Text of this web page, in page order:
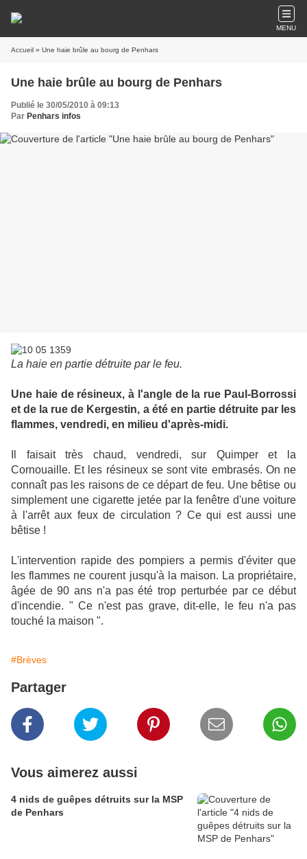
MENU
Accueil » Une haie brûle au bourg de Penhars
Une haie brûle au bourg de Penhars
Publié le 30/05/2010 à 09:13
Par Penhars infos
La haie en partie détruite par le feu.
Une haie de résineux, à l'angle de la rue Paul-Borrossi
et de la rue de Kergestin, a été en partie détruite par les
flammes, vendredi, en milieu d'après-midi.
Il faisait très chaud, vendredi, sur Quimper et la
Cornouaille. Et les résineux se sont vite embrasés. On ne
connaît pas les raisons de ce départ de feu. Une bêtise ou
simplement une cigarette jetée par la fenêtre d'une voiture
à l'arrêt aux feux de circulation ? Ce qui est aussi une
bêtise !
L'intervention rapide des pompiers a permis d'éviter que
les flammes ne courent jusqu'à la maison. La propriétaire,
âgée de 90 ans n'a pas été trop perturbée par ce début
d'incendie. " Ce n'est pas grave, dit-elle, le feu n'a pas
touché la maison ".
#Brèves
Partager
Vous aimerez aussi
4 nids de guêpes détruits sur la MSP
de Penhars